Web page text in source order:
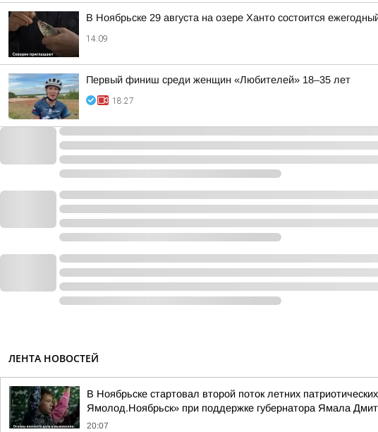
В Ноябрьске 29 августа на озере Ханто состоится
14:09
Первый финиш среди женщин «Любителей» 18–35 лет
18:27
ЛЕНТА НОВОСТЕЙ
В Ноябрьске стартовал второй поток летних
Ямолод.Ноябрьск» при поддержке губернатора Ямала
20:07